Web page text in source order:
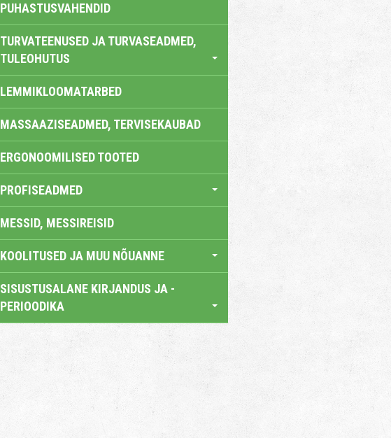
PUHASTUSVAHENDID
TURVATEENUSED JA TURVASEADMED,
TULEOHUTUS
LEMMIKLOOMATARBED
MASSAAZISEADMED, TERVISEKAUBAD
ERGONOOMILISED TOOTED
PROFISEADMED
MESSID, MESSIREISID
KOOLITUSED JA MUU NÕUANNE
SISUSTUSALANE KIRJANDUS JA -
PERIOODIKA